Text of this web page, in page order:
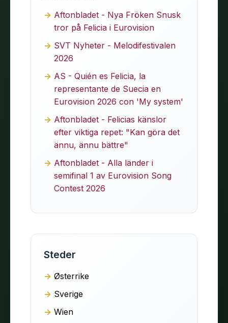
Aftonbladet - Nya Fröken Snusk
tror på Felicia i Eurovision
SVT Nyheter - Melodifestivalen
2026
AS - Quién es Felicia, la
representante de Suecia en
Eurovision 2026 con 'My system'
Aftonbladet - Felicias känslor
efter viktiga repet: "Kan göra det
ännu, ännu bättre"
Aftonbladet - Alla länder i
semifinal 1 av Eurovision Song
Contest 2026
Steder
Østerrike
Sverige
Wien